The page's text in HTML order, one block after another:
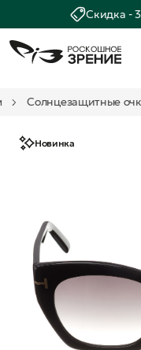
Скидка -
Солнцезащитные
Новинка